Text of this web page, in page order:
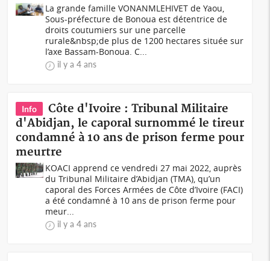
La grande famille VONANMLEHIVET de Yaou,
Sous-préfecture de Bonoua est détentrice de
droits coutumiers sur une parcelle
rurale&nbsp;de plus de 1200 hectares située sur
l’axe Bassam-Bonoua. C...
il y a 4 ans
Info
Côte d'Ivoire : Tribunal Militaire
d'Abidjan, le caporal surnommé le tireur
condamné à 10 ans de prison ferme pour
meurtre
KOACI apprend ce vendredi 27 mai 2022, auprès
du Tribunal Militaire d’Abidjan (TMA), qu’un
caporal des Forces Armées de Côte d’Ivoire (FACI)
a été condamné à 10 ans de prison ferme pour
meur...
il y a 4 ans